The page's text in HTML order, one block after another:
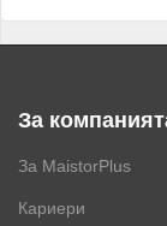
За
За MaistorPlus
Кариери